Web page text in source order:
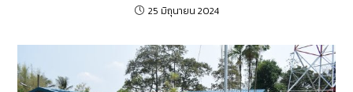
25 มิถุนายน 2024